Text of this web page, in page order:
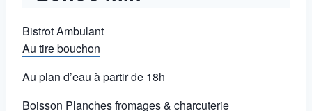
Bistrot Ambulant
Au tire bouchon
Au plan d’eau à partir de 18h
Boisson Planches fromages & charcuterie